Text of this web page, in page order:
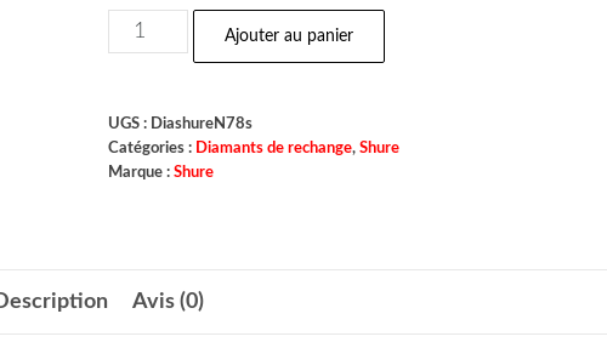
Ajouter au panier
UGS : DiashureN78s
Catégories : Diamants de rechange,Shure
Marque :Shure
Avis (0)